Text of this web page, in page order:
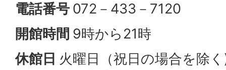
電話番号 072－433－7120
開館時間 9時から21時
休館日 火曜日（祝日の場合を除